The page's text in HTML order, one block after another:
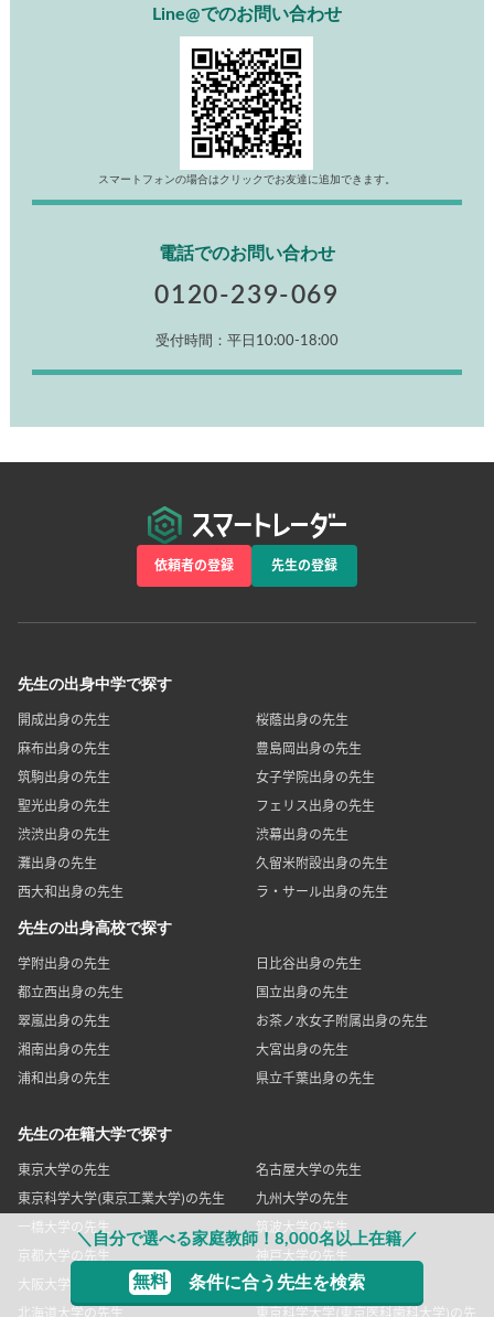
Line@でのお問い合わせ
スマートフォンの場合はクリックでお友達に追加できます。
電話でのお問い合わせ
0120-239-069
受付時間：平日10:00-18:00
＼自分で選べる家庭教師！8,000名以上在籍／
無料 条件に合う先生を検索
依頼者の登録 先生の登録
先生の出身中学で探す
開成出身の先生
桜蔭出身の先生
麻布出身の先生
豊島岡出身の先生
筑駒出身の先生
女子学院出身の先生
聖光出身の先生
フェリス出身の先生
渋渋出身の先生
渋幕出身の先生
灘出身の先生
久留米附設出身の先生
西大和出身の先生
ラ・サール出身の先生
先生の出身高校で探す
学附出身の先生
日比谷出身の先生
都立西出身の先生
国立出身の先生
翠嵐出身の先生
お茶ノ水女子附属出身の先生
湘南出身の先生
大宮出身の先生
浦和出身の先生
県立千葉出身の先生
先生の在籍大学で探す
東京大学の先生
名古屋大学の先生
東京科学大学(東京工業大学)の先生
九州大学の先生
一橋大学の先生
筑波大学の先生
京都大学の先生
神戸大学の先生
大阪大学の先生
お茶の水女子大学の先生
北海道大学の先生
東京科学大学(東京医科歯科大学)の先